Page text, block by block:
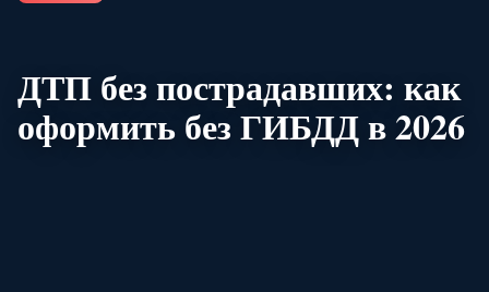
ДТП без пострадавших: как
оформить без ГИБДД в 2026